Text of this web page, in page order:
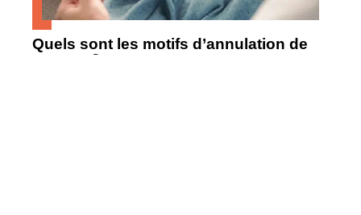
Quels sont les motifs d’annulation de
voyage ?